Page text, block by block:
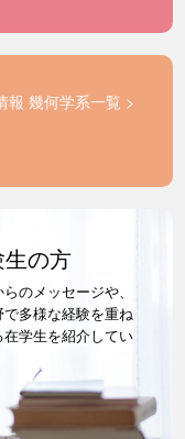
報 幾何学系一覧 >
の方
のメッセージや、
で多様な経験を重ね
在学生を紹介してい